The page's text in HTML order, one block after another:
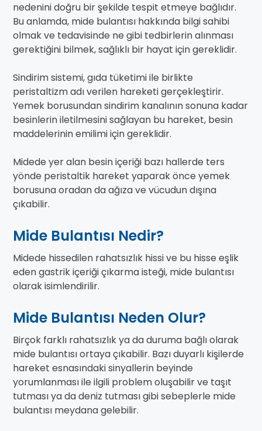
nedenini doğru bir şekilde tespit etmeye bağlıdır.
Bu anlamda, mide bulantısı hakkında bilgi sahibi
olmak ve tedavisinde ne gibi tedbirlerin alınması
gerektiğini bilmek, sağlıklı bir hayat için gereklidir.
Sindirim sistemi, gıda tüketimi ile birlikte
peristaltizm adı verilen hareketi gerçekleştirir.
Yemek borusundan sindirim kanalının sonuna kadar
besinlerin iletilmesini sağlayan bu hareket, besin
maddelerinin emilimi için gereklidir.
Midede yer alan besin içeriği bazı hallerde ters
yönde peristaltik hareket yaparak önce yemek
borusuna oradan da ağıza ve vücudun dışına
çıkabilir.
Mide Bulantısı Nedir?
Midede hissedilen rahatsızlık hissi ve bu hisse eşlik
eden gastrik içeriği çıkarma isteği, mide bulantısı
olarak isimlendirilir.
Mide Bulantısı Neden Olur?
Birçok farklı rahatsızlık ya da duruma bağlı olarak
mide bulantısı ortaya çıkabilir. Bazı duyarlı kişilerde
hareket esnasındaki sinyallerin beyinde
yorumlanması ile ilgili problem oluşabilir ve taşıt
tutması ya da deniz tutması gibi sebeplerle mide
bulantısı meydana gelebilir.